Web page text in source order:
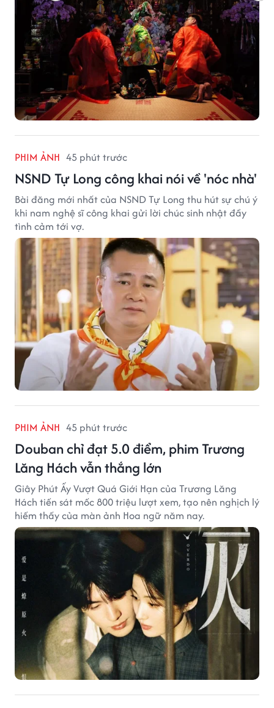
PHIM ẢNH 45 phút trước
NSND Tự Long công khai nói về 'nóc nhà'
Bài đăng mới nhất của NSND Tự Long thu hút sự chú ý
khi nam nghệ sĩ công khai gửi lời chúc sinh nhật đầy
tình cảm tới vợ.
PHIM ẢNH 45 phút trước
Douban chỉ đạt 5.0 điểm, phim Trương
Lăng Hách vẫn thắng lớn
Giây Phút Ấy Vượt Quá Giới Hạn của Trương Lăng
Hách tiến sát mốc 800 triệu lượt xem, tạo nên nghịch lý
hiếm thấy của màn ảnh Hoa ngữ năm nay.